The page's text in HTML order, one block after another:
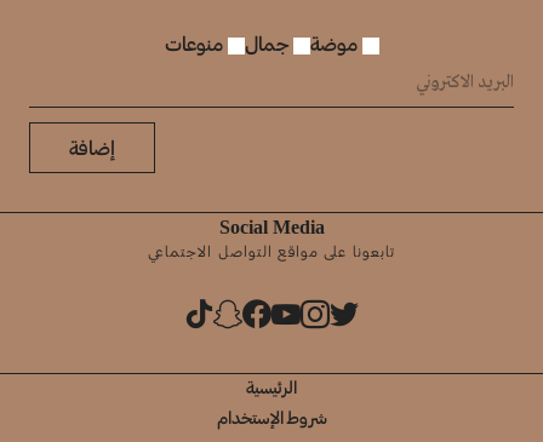
موضة جمال منوعات
إضافة
Social Media
تابعونا على مواقع التواصل الاجتماعي
الرئيسية
شروط الإستخدام